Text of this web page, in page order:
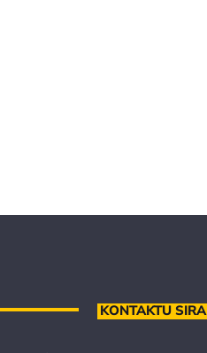
KONTAKTU SIRA